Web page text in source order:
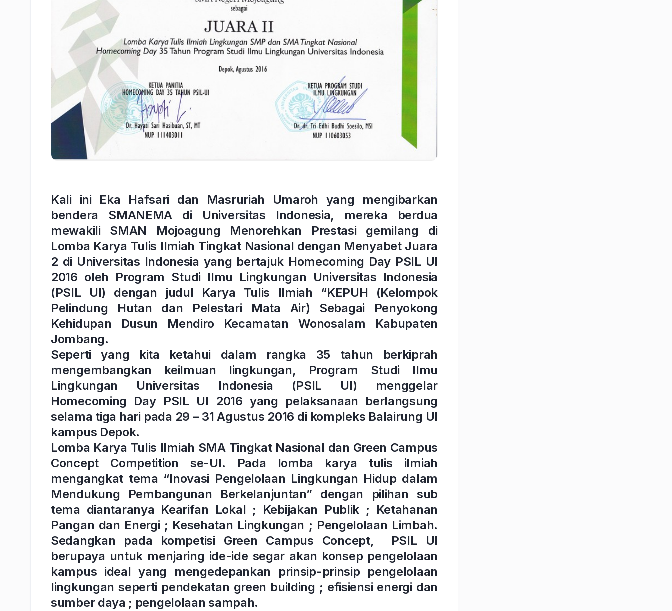
Kali ini Eka Hafsari dan Masruriah Umaroh yang mengibarkan
bendera SMANEMA di Universitas Indonesia, mereka berdua
mewakili SMAN Mojoagung Menorehkan Prestasi gemilang di
Lomba Karya Tulis Ilmiah Tingkat Nasional dengan Menyabet Juara
2 di Universitas Indonesia yang bertajuk Homecoming Day PSIL UI
2016 oleh Program Studi Ilmu Lingkungan Universitas Indonesia
(PSIL UI) dengan judul Karya Tulis Ilmiah “KEPUH (Kelompok
Pelindung Hutan dan Pelestari Mata Air) Sebagai Penyokong
Kehidupan Dusun Mendiro Kecamatan Wonosalam Kabupaten
Jombang.
Seperti yang kita ketahui dalam rangka 35 tahun berkiprah
mengembangkan keilmuan lingkungan, Program Studi Ilmu
Lingkungan Universitas Indonesia (PSIL UI) menggelar
Homecoming Day PSIL UI 2016 yang pelaksanaan berlangsung
selama tiga hari pada 29 – 31 Agustus 2016 di kompleks Balairung UI
kampus Depok.
Lomba Karya Tulis Ilmiah SMA Tingkat Nasional dan Green Campus
Concept Competition se-UI. Pada lomba karya tulis ilmiah
mengangkat tema “Inovasi Pengelolaan Lingkungan Hidup dalam
Mendukung Pembangunan Berkelanjuntan” dengan pilihan sub
tema diantaranya Kearifan Lokal ; Kebijakan Publik ; Ketahanan
Pangan dan Energi ; Kesehatan Lingkungan ; Pengelolaan Limbah.
Sedangkan pada kompetisi Green Campus Concept, PSIL UI
berupaya untuk menjaring ide-ide segar akan konsep pengelolaan
kampus ideal yang mengedepankan prinsip-prinsip pengelolaan
lingkungan seperti pendekatan green building ; efisiensi energi dan
sumber daya ; pengelolaan sampah.